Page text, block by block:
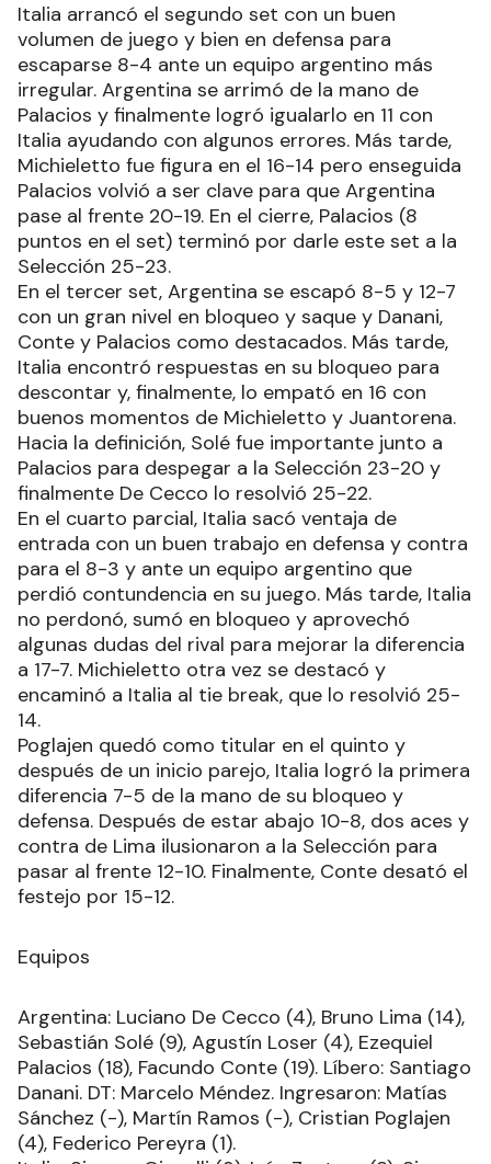
Italia arrancó el segundo set con un buen
volumen de juego y bien en defensa para
escaparse 8-4 ante un equipo argentino más
irregular. Argentina se arrimó de la mano de
Palacios y finalmente logró igualarlo en 11 con
Italia ayudando con algunos errores. Más tarde,
Michieletto fue figura en el 16-14 pero enseguida
Palacios volvió a ser clave para que Argentina
pase al frente 20-19. En el cierre, Palacios (8
puntos en el set) terminó por darle este set a la
Selección 25-23.
En el tercer set, Argentina se escapó 8-5 y 12-7
con un gran nivel en bloqueo y saque y Danani,
Conte y Palacios como destacados. Más tarde,
Italia encontró respuestas en su bloqueo para
descontar y, finalmente, lo empató en 16 con
buenos momentos de Michieletto y Juantorena.
Hacia la definición, Solé fue importante junto a
Palacios para despegar a la Selección 23-20 y
finalmente De Cecco lo resolvió 25-22.
En el cuarto parcial, Italia sacó ventaja de
entrada con un buen trabajo en defensa y contra
para el 8-3 y ante un equipo argentino que
perdió contundencia en su juego. Más tarde, Italia
no perdonó, sumó en bloqueo y aprovechó
algunas dudas del rival para mejorar la diferencia
a 17-7. Michieletto otra vez se destacó y
encaminó a Italia al tie break, que lo resolvió 25-
14.
Poglajen quedó como titular en el quinto y
después de un inicio parejo, Italia logró la primera
diferencia 7-5 de la mano de su bloqueo y
defensa. Después de estar abajo 10-8, dos aces y
contra de Lima ilusionaron a la Selección para
pasar al frente 12-10. Finalmente, Conte desató el
festejo por 15-12.
Equipos
Argentina: Luciano De Cecco (4), Bruno Lima (14),
Sebastián Solé (9), Agustín Loser (4), Ezequiel
Palacios (18), Facundo Conte (19). Líbero: Santiago
Danani. DT: Marcelo Méndez. Ingresaron: Matías
Sánchez (-), Martín Ramos (-), Cristian Poglajen
(4), Federico Pereyra (1).